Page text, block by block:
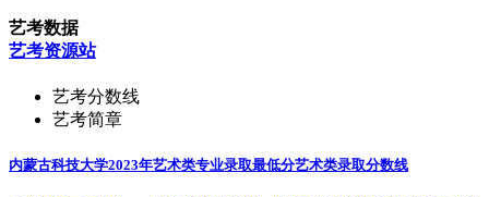
艺考数据
艺考资源站
艺考分数线
艺考简章
内蒙古科技大学2023年艺术类专业录取最低分艺术类录取分数线